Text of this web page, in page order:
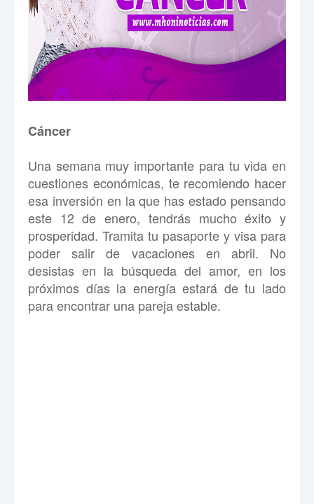
Cáncer
Una semana muy importante para tu vida en
cuestiones económicas, te recomiendo hacer
esa inversión en la que has estado pensando
este 12 de enero, tendrás mucho éxito y
prosperidad. Tramita tu pasaporte y visa para
poder salir de vacaciones en abril. No
desistas en la búsqueda del amor, en los
próximos días la energía estará de tu lado
para encontrar una pareja estable.